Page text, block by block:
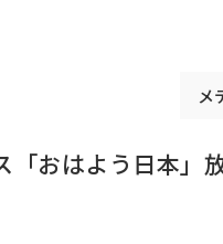
メ
「おはよう日本」